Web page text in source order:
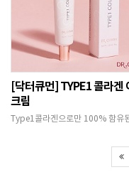
[닥터큐먼] TYPE1 콜라겐
크림